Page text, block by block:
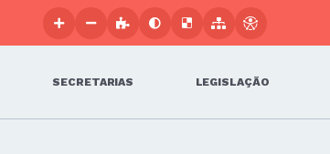
SECRETARIAS LEGISLAÇÃO